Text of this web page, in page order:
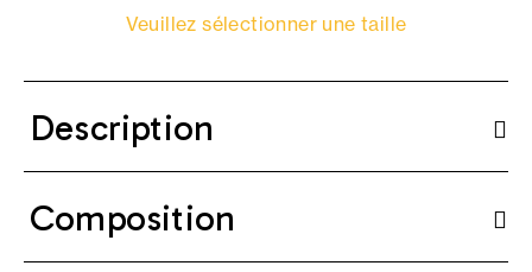
Veuillez sélectionner une taille
Description
Composition